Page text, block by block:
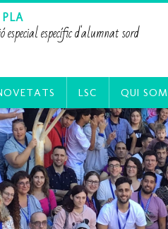
PLA
especial específic d'alumnat sord
LSC QUI SOM